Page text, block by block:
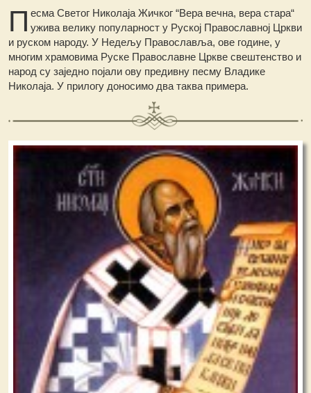
П есма Светог Николаја Жичког “Вера вечна, вера стара“
ужива велику популарност у Руској Православној Цркви
и руском народу. У Недељу Православља, ове године, у
многим храмовима Руске Православне Цркве свештенство и
народ су заједно појали ову предивну песму Владике
Николаја. У прилогу доносимо два таква примера.